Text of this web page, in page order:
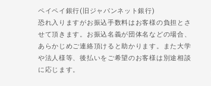
ペイペイ銀行(旧ジャパンネット銀行)
恐れ入りますがお振込手数料はお客様の負担とさ
せて頂きます。お振込名義が団体名などの場合、
あらかじめご連絡頂けると助かります。また大学
や法人様等、後払いをご希望のお客様は別途相談
に応じます。